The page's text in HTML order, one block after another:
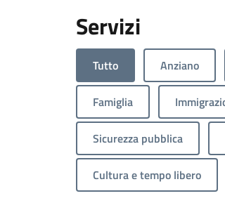
Servizi
Tutto Anziano
Famiglia
Sicurezza pubblica
Cultura e tempo libero